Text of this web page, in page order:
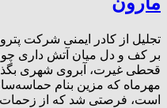
تجلیل از کادر ایمنی شرکت
بر کف و دل میان آتش داری
مهرماه که مزین بنام
است، فرصتی شد که از